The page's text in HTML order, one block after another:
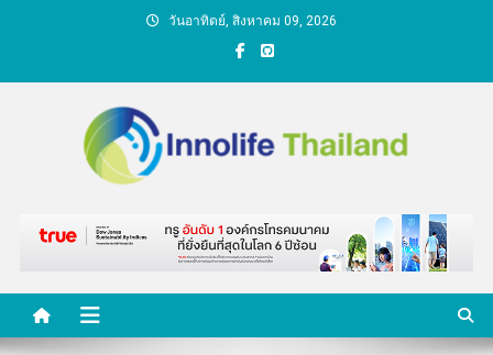
วันอาทิตย์, สิงหาคม 09, 2026
คนกับความคิด ชีวิตกับ
นวัตกรรม